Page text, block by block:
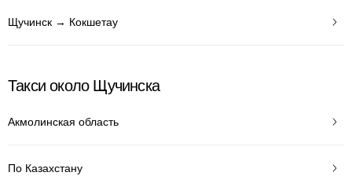
Щучинск → Кокшетау
Такси около Щучинска
Акмолинская область
По Казахстану